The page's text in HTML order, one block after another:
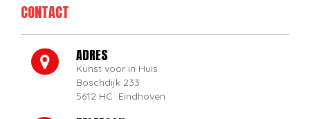
CONTACT
ADRES
Kunst voor in Huis
Boschdijk 233
5612 HC Eindhoven